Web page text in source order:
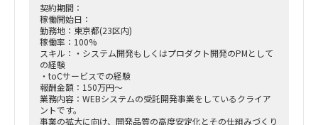
100％
■備考
・既に元請メンバ2名が参画している領域に参画いただく予
定。
・インフラ、ネットワークに関する対グローバルメンバコミュ
ニケーションサポートも期待されている。
・導入ベンダにスペシャリストがいるものの、英語での会話が
得意ではないため。
■働き方
契約期間：
稼働開始日：
勤務地：東京都(23区内)
稼働率：100%
スキル：・システム開発もしくはプロダクト開発のPMとして
の経験
・toCサービスでの経験
報酬金額：150万円～
業務内容：WEBシステムの受託開発事業をしているクライア
ントです。
事業の拡大に向け、開発品質の高度安定化とその仕組みづくり